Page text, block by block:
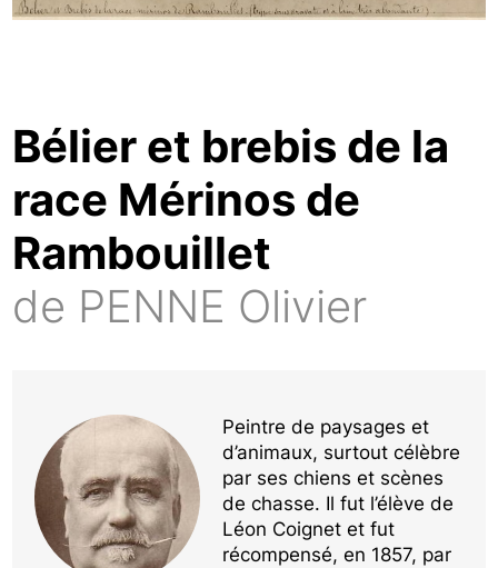
Bélier et brebis de la
race Mérinos de
Rambouillet
de PENNE Olivier
Peintre de paysages et
d’animaux, surtout célèbre
par ses chiens et scènes
de chasse. Il fut l’élève de
Léon Coignet et fut
récompensé, en 1857, par